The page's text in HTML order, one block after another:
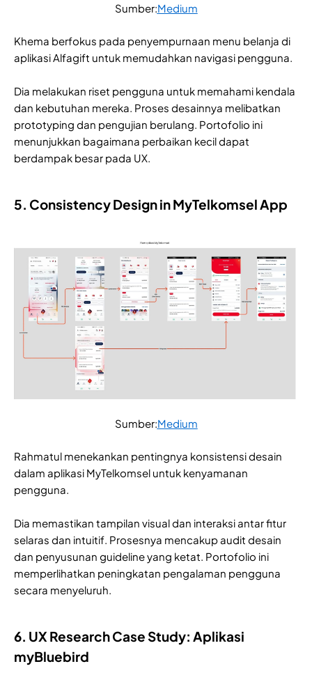
Sumber:Medium
Khema berfokus pada penyempurnaan menu belanja di
aplikasi Alfagift untuk memudahkan navigasi pengguna.
Dia melakukan riset pengguna untuk memahami kendala
dan kebutuhan mereka. Proses desainnya melibatkan
prototyping dan pengujian berulang. Portofolio ini
menunjukkan bagaimana perbaikan kecil dapat
berdampak besar pada UX.
5. Consistency Design in MyTelkomsel App
Sumber:Medium
Rahmatul menekankan pentingnya konsistensi desain
dalam aplikasi MyTelkomsel untuk kenyamanan
pengguna.
Dia memastikan tampilan visual dan interaksi antar fitur
selaras dan intuitif. Prosesnya mencakup audit desain
dan penyusunan guideline yang ketat. Portofolio ini
memperlihatkan peningkatan pengalaman pengguna
secara menyeluruh.
6. UX Research Case Study: Aplikasi
myBluebird